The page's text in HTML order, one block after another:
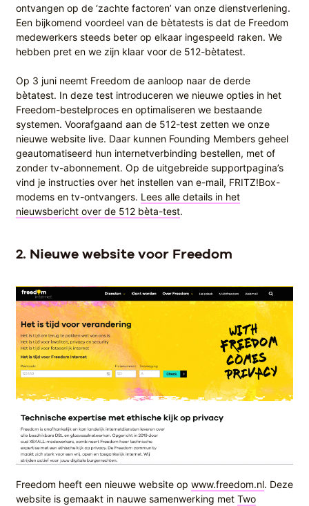
ontvangen op de ‘zachte factoren’ van onze dienstverlening.
Een bijkomend voordeel van de bètatests is dat de Freedom
medewerkers steeds beter op elkaar ingespeeld raken. We
hebben pret en we zijn klaar voor de 512-bètatest.
Op 3 juni neemt Freedom de aanloop naar de derde
bètatest. In deze test introduceren we nieuwe opties in het
Freedom-bestelproces en optimaliseren we bestaande
systemen. Voorafgaand aan de 512-test zetten we onze
nieuwe website live. Daar kunnen Founding Members geheel
geautomatiseerd hun internetverbinding bestellen, met of
zonder tv-abonnement. Op de uitgebreide supportpagina’s
vind je instructies over het instellen van e-mail, FRITZ!Box-
modems en tv-ontvangers. Lees alle details in het
nieuwsbericht over de 512 bèta-test.
2. Nieuwe website voor Freedom
Freedom heeft een nieuwe website op www.freedom.nl. Deze
website is gemaakt in nauwe samenwerking met Two